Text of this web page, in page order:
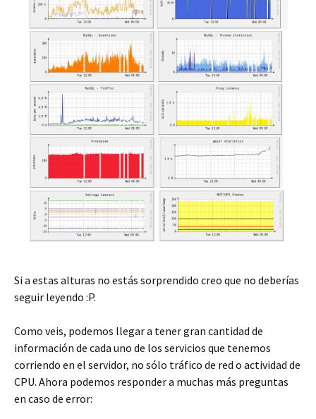
Si a estas alturas no estás sorprendido creo que no deberías
seguir leyendo :P.
Como veis, podemos llegar a tener gran cantidad de
información de cada uno de los servicios que tenemos
corriendo en el servidor, no sólo tráfico de red o actividad de
CPU. Ahora podemos responder a muchas más preguntas
en caso de error: